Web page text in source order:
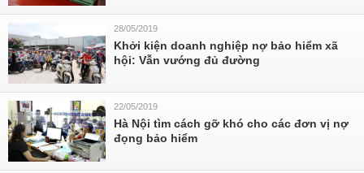
28/05/2019
Khởi kiện doanh nghiệp nợ bảo hiểm xã
hội: Vẫn vướng đủ đường
22/05/2019
Hà Nội tìm cách gỡ khó cho các đơn vị nợ
đọng bảo hiểm